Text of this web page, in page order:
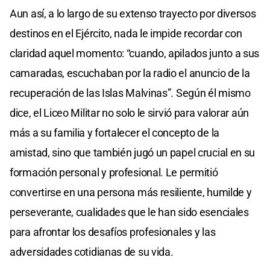
Aun así, a lo largo de su extenso trayecto por diversos
destinos en el Ejército, nada le impide recordar con
claridad aquel momento: “cuando, apilados junto a sus
camaradas, escuchaban por la radio el anuncio de la
recuperación de las Islas Malvinas”. Según él mismo
dice, el Liceo Militar no solo le sirvió para valorar aún
más a su familia y fortalecer el concepto de la
amistad, sino que también jugó un papel crucial en su
formación personal y profesional. Le permitió
convertirse en una persona más resiliente, humilde y
perseverante, cualidades que le han sido esenciales
para afrontar los desafíos profesionales y las
adversidades cotidianas de su vida.